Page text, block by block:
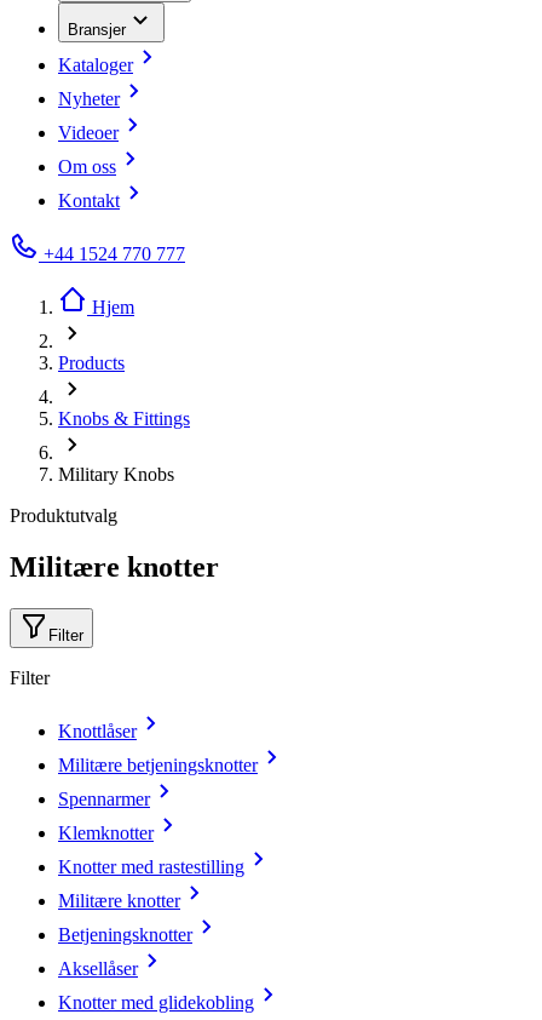
Bransjer
Kataloger
Nyheter
Videoer
Om oss
Kontakt
+44 1524 770 777
Hjem
Products
Knobs & Fittings
Military Knobs
Produktutvalg
Militære knotter
Filter
Filter
Knottlåser
Militære betjeningsknotter
Spennarmer
Klemknotter
Knotter med rastestilling
Militære knotter
Betjeningsknotter
Aksellåser
Knotter med glidekobling